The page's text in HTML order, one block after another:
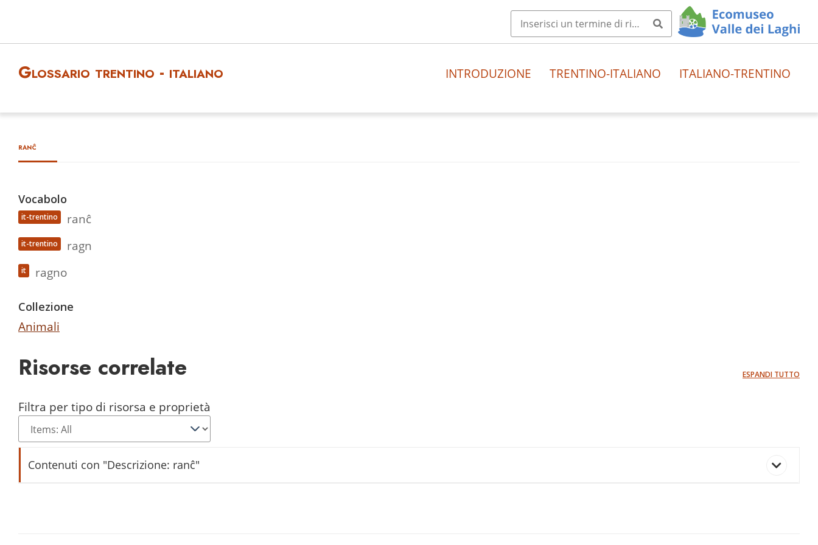
Glossario trentino - italiano INTRODUZIONE TRENTINO-ITALIANO ITALIANO-TRENTINO
ranĉ
Vocabolo
it-trentino ranĉ
it-trentino ragn
it ragno
Collezione
Animali
Risorse correlate ESPANDI TUTTO
Filtra per tipo di risorsa e proprietà
Contenuti con "Descrizione: ranĉ"